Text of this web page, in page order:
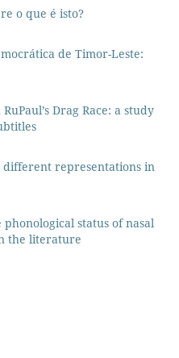
o que é isto?
de Timor-Leste:
Drag Race: a study
representations in
status of nasal
the literature